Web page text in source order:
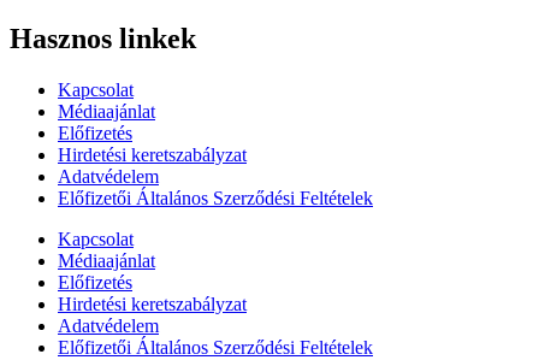
Hasznos linkek
Kapcsolat
Médiaajánlat
Előfizetés
Hirdetési keretszabályzat
Adatvédelem
Előfizetői Általános Szerződési Feltételek
Kapcsolat
Médiaajánlat
Előfizetés
Hirdetési keretszabályzat
Adatvédelem
Előfizetői Általános Szerződési Feltételek